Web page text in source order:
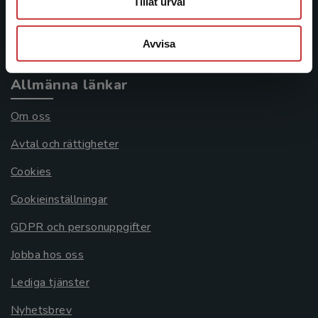
Avvisa
Köpvillkor
Allmänna länkar
Om oss
Avtal och rättigheter
Cookies
Cookieinställningar
GDPR och personuppgifter
Jobba hos oss
Lediga tjänster
Nyhetsbrev